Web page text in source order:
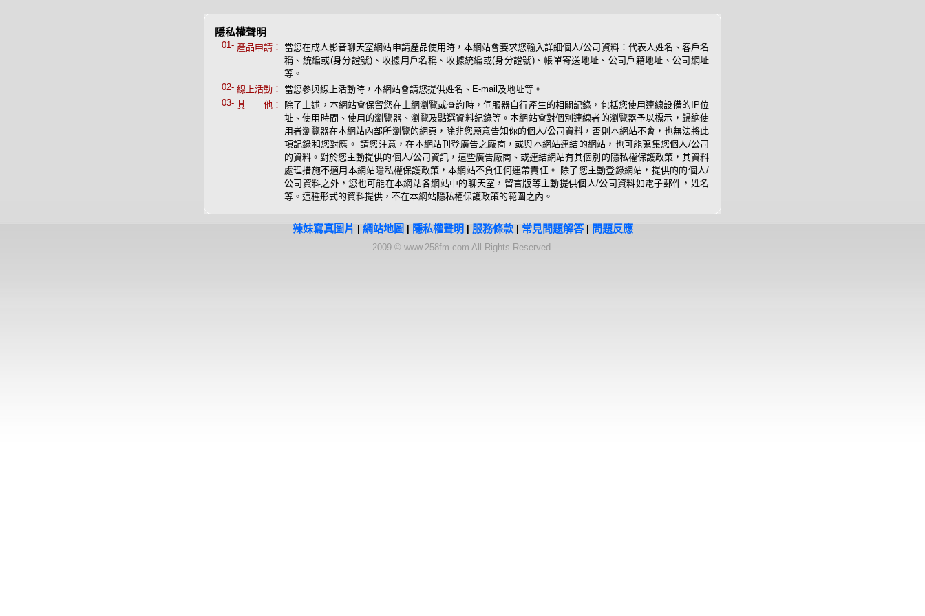
隱私權聲明
01- 產品申請：
當您在成人影音聊天室網站申請產品使用時，本網站會要求您輸入詳細個人/公司資料：代表人姓名、客戶名
稱、統編或(身分證號)、收據用戶名稱、收據統編或(身分證號)、帳單寄送地址、公司戶籍地址、公司網址
等。
02- 線上活動：
當您參與線上活動時，本網站會請您提供姓名、E-mail及地址等。
03- 其 他：
除了上述，本網站會保留您在上網瀏覽或查詢時，伺服器自行產生的相關記錄，包括您使用連線設備的IP位
址、使用時間、使用的瀏覽器、瀏覽及點選資料紀錄等。本網站會對個別連線者的瀏覽器予以標示，歸納使
用者瀏覽器在本網站內部所瀏覽的網頁，除非您願意告知你的個人/公司資料，否則本網站不會，也無法將此
項記錄和您對應。 請您注意，在本網站刊登廣告之廠商，或與本網站連結的網站，也可能蒐集您個人/公司
的資料。對於您主動提供的個人/公司資訊，這些廣告廠商、或連結網站有其個別的隱私權保護政策，其資料
處理措施不適用本網站隱私權保護政策，本網站不負任何連帶責任。 除了您主動登錄網站，提供的的個人/
公司資料之外，您也可能在本網站各網站中的聊天室，留言版等主動提供個人/公司資料如電子郵件，姓名
等。這種形式的資料提供，不在本網站隱私權保護政策的範圍之內。
辣妹寫真圖片 網站地圖 隱私權聲明 服務條款| 常見問題解答| 問題反應
2009 © www.258fm.com All Rights Reserved.